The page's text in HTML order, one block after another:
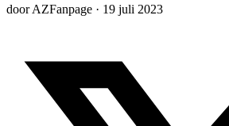
door AZFanpage · 19 juli 2023